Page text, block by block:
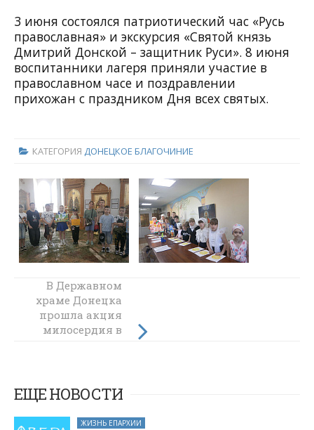
3 июня состоялся патриотический час «Русь
православная» и экскурсия «Святой князь
Дмитрий Донской – защитник Руси». 8 июня
воспитанники лагеря приняли участие в
православном часе и поздравлении
прихожан с праздником Дня всех святых.
КАТЕГОРИЯ ДОНЕЦКОЕ БЛАГОЧИНИЕ
Летний выезд
учеников
воскресной
школы храма
Боковской
В Державном
храме Донецка
прошла акция
милосердия в
ЕЩЕ НОВОСТИ
ЖИЗНЬ ЕПАРХИИ